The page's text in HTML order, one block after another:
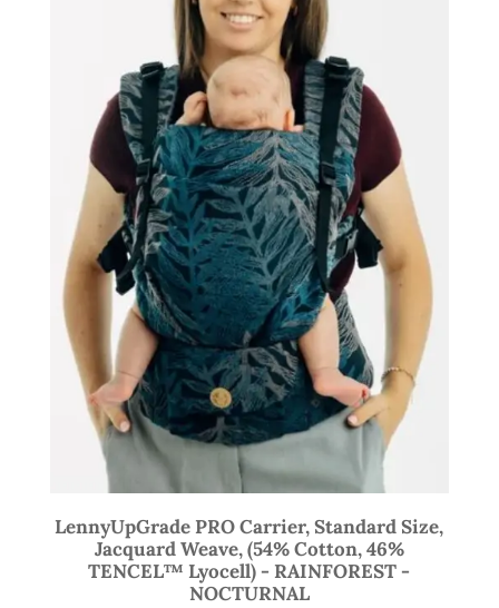
LennyUpGrade PRO Carrier, Standard Size,
Jacquard Weave, (54% Cotton, 46%
TENCEL™ Lyocell) - RAINFOREST -
NOCTURNAL